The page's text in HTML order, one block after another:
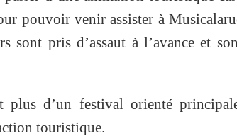
pouvoir venir assister à
sont pris d’assaut à l’avance et
plus d’un festival orienté
touristique.